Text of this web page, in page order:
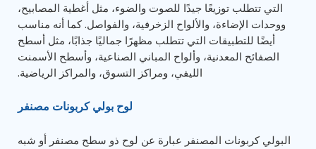
التي تتطلب توزيعًا جيدًا للصوت والضوء، مثل أغطية المصابيح،
ووحدات الإضاءة، والألواح الزخرفية، والفواصل. كما أنه مناسب
أيضًا للتطبيقات التي تتطلب مظهرًا جماليًا جذابًا، مثل أسطح
الصفائح المعدنية، وألواح المباني الصناعية، وأسطح الأسمنت
الليفي، ومراكز التسوق، والمراكز الرياضية.
لوح بولي كربونات مصنفر
البولي كربونات المصنفر عبارة عن لوح ذو سطح مصنفر أو شبه